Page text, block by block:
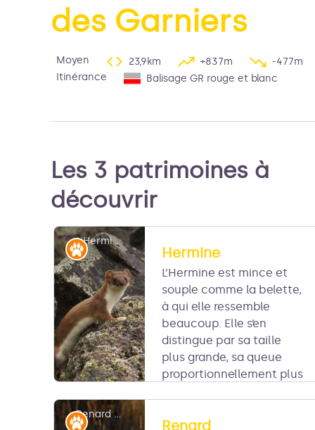
des Garniers
Moyen 23,9km +837m
-477m
Itinérance
Balisage GR rouge et blanc
Les 3 patrimoines à
découvrir
L'Hermine - PNRLF
Faune Hermine
L’Hermine est mince et
souple comme la belette,
à qui elle ressemble
beaucoup. Elle s’en
distingue par sa taille
plus grande, sa queue
proportionnellement plus
une ligne de démarcation nette entre le
brun-roux du dessus et le blanc du
Renard roux - PNRLF
Faune Renard